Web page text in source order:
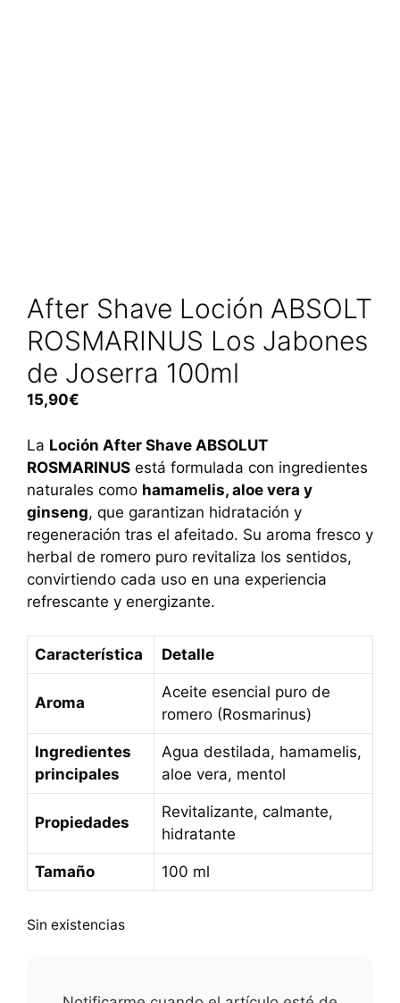
After Shave Loción ABSOLT
ROSMARINUS Los Jabones
de Joserra 100ml
15,90€
La Loción After Shave ABSOLUT
ROSMARINUS está formulada con ingredientes
naturales como hamamelis, aloe vera y
ginseng, que garantizan hidratación y
regeneración tras el afeitado. Su aroma fresco y
herbal de romero puro revitaliza los sentidos,
convirtiendo cada uso en una experiencia
refrescante y energizante.
Característica Detalle
Aroma
Aceite esencial puro de
romero (Rosmarinus)
Ingredientes
principales
Agua destilada, hamamelis,
aloe vera, mentol
Propiedades
Revitalizante, calmante,
hidratante
Tamaño 100 ml
Sin existencias